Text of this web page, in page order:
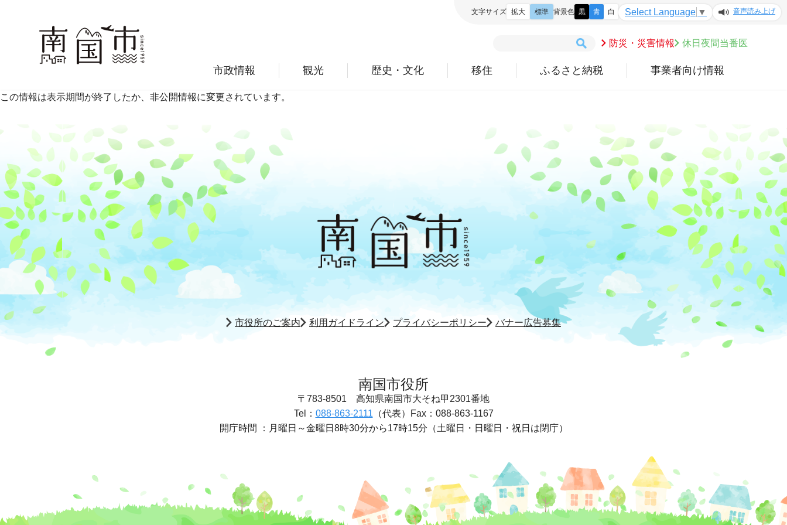
防災・災害情報 休日夜間当番医
市政情報 観光 歴史・文化 移住 ふるさと納税 事業者向け情報
文字サイズ 拡大 標準 背景色 黒 青 白 Select Language ▼ 音声読み上げ
この情報は表示期間が終了したか、非公開情報に変更されています。
市役所のご案内 利用ガイドライン プライバシーポリシー バナー広告募集
南国市役所
〒783-8501 高知県南国市大そね甲2301番地
Tel： 088-863-2111 （代表）
Fax：088-863-1167
開庁時間 ： 月曜日～金曜日8時30分から17時15分 （土曜日・日曜日・祝日は閉庁）